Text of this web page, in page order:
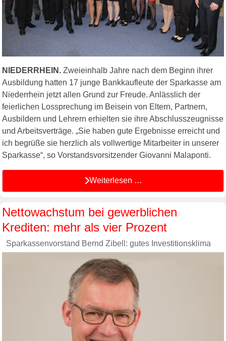
NIEDERRHEIN. Zweieinhalb Jahre nach dem Beginn ihrer
Ausbildung hatten 17 junge Bankkaufleute der Sparkasse am
Niederrhein jetzt allen Grund zur Freude. Anlässlich der
feierlichen Lossprechung im Beisein von Eltern, Partnern,
Ausbildern und Lehrern erhielten sie ihre Abschlusszeugnisse
und Arbeitsverträge. „Sie haben gute Ergebnisse erreicht und
ich begrüße sie herzlich als vollwertige Mitarbeiter in unserer
Sparkasse“, so Vorstandsvorsitzender Giovanni Malaponti.
Weiterlesen …
Nettowachstum bei gewerblichen
Krediten: mehr als vier Prozent
Sparkassenvorstand Bernd Zibell: gutes Investitionsklima